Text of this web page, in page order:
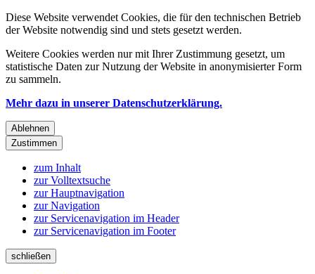
Diese Website verwendet Cookies, die für den technischen Betrieb
der Website notwendig sind und stets gesetzt werden.
Weitere Cookies werden nur mit Ihrer Zustimmung gesetzt, um
statistische Daten zur Nutzung der Website in anonymisierter Form
zu sammeln.
Mehr dazu in unserer Datenschutzerklärung.
Ablehnen
Zustimmen
zum Inhalt
zur Volltextsuche
zur Hauptnavigation
zur Navigation
zur Servicenavigation im Header
zur Servicenavigation im Footer
schließen